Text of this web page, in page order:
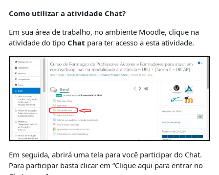
Como utilizar a atividade Chat?
Em sua área de trabalho, no ambiente Moodle, clique na
atividade do tipo Chat para ter acesso a esta atividade.
Em seguida, abrirá uma tela para você participar do Chat.
Para participar basta clicar em “Clique aqui para entrar no